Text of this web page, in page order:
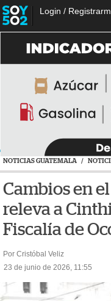
Login /
NOTICIAS GUATEMALA /
Cambios en
releva a
Fiscalía de
Por Cristóbal Veliz
23 de junio de 2026, 11:55